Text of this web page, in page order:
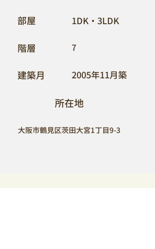
​部屋 1DK・3LDK
​階層 7
​建築月 2005年11月築
​所在地
大阪市鶴見区茨田大宮1丁目9-3